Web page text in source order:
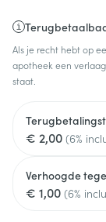
Als je recht hebt op
apotheek een
staat.
€ 2,00 (6%
Verhoogde
€ 1,00 (6%